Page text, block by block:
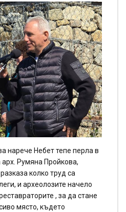
нарече Небет тепе перла в
Румяна Пройкова,
колко труд са
и археолозите начело
, за да стане
място, където